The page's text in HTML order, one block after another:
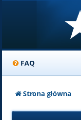
FAQ
Strona główna